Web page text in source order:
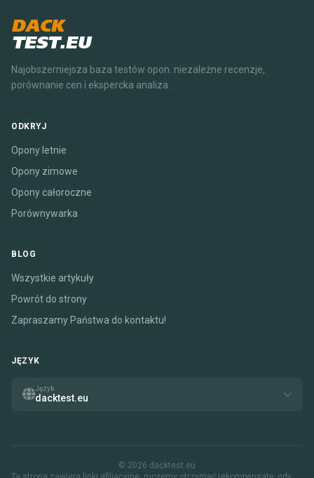
DACK
TEST.EU
Najobszerniejsza baza testów opon. niezależne recenzje,
porównanie cen i ekspercka analiza.
ODKRYJ
Opony letnie
Opony zimowe
Opony całoroczne
Porównywarka
BLOG
Wszystkie artykuły
Powrót do strony
Zapraszamy Państwa do kontaktu!
JĘZYK
Język
dacktest.eu
© 2026 dacktest.eu